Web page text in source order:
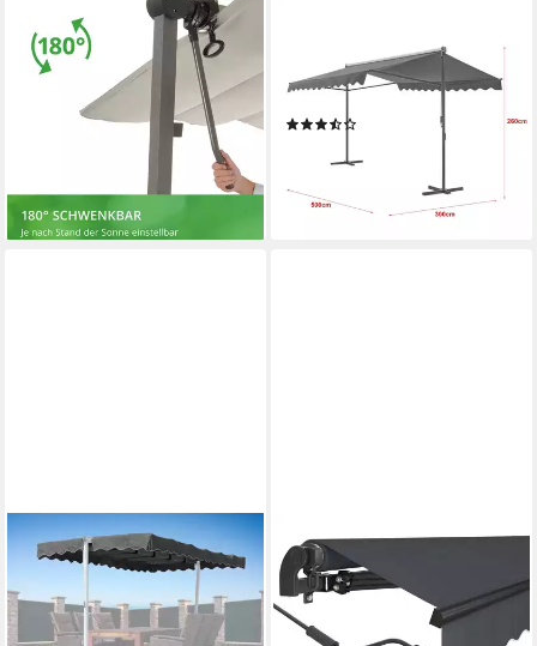
Standmarkise Pergola
Überdachung Sonnenschutz
Pavillon Sonnendach WAVED
4x2,5 m 400 x 250 x 220 cm
UVP 499,95 €
lieferbar - in 6-8 Werktagen bei dir
Standmarkise Selenizza
freistehende Markise
500x300x260cm Dunkelgrau
lieferbar - in 4-5 Werktagen bei dir